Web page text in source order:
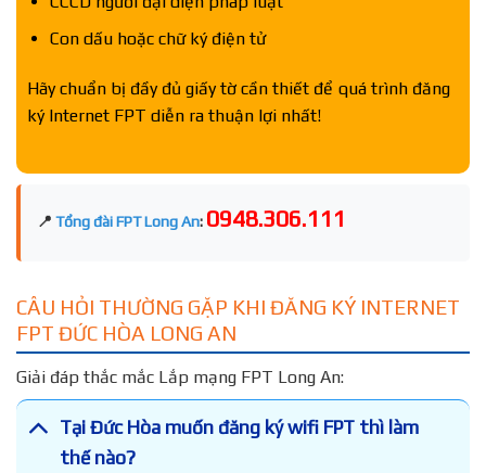
Con dấu hoặc chữ ký điện tử
Hãy chuẩn bị đầy đủ giấy tờ cần thiết để quá trình đăng
ký Internet FPT diễn ra thuận lợi nhất!
📍 Tổng đài FPT Long An: 0948.306.111
CÂU HỎI THƯỜNG GẶP KHI ĐĂNG KÝ INTERNET
FPT ĐỨC HÒA LONG AN
Giải đáp thắc mắc Lắp mạng FPT Long An:
Tại Đức Hòa muốn đăng ký wifi FPT thì làm
thế nào?